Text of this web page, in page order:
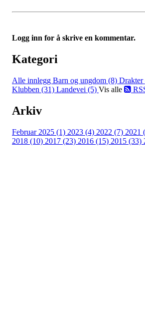
Logg inn for å skrive en kommentar.
Kategori
Alle innlegg Barn og ungdom (8) Drakter
Klubben (31) Landevei (5) Vis alle
Arkiv
Februar 2025 (1) 2023 (4) 2022 (7) 2021
2018 (10) 2017 (23) 2016 (15) 2015 (33)